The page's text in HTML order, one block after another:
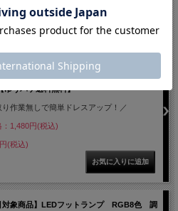
象商品】 カット済み トヨタ汎用 フィルム
フレクターフィルム ヤリスクロス ノア ヴ
レスアップ ステッカー アクセサリー 型取
ゆうパケ送料無料】
り作業無しで簡単ドレスアップ！／
1,480円(税込)
(税込)
対象商品】LEDフットランプ RGB8色 調